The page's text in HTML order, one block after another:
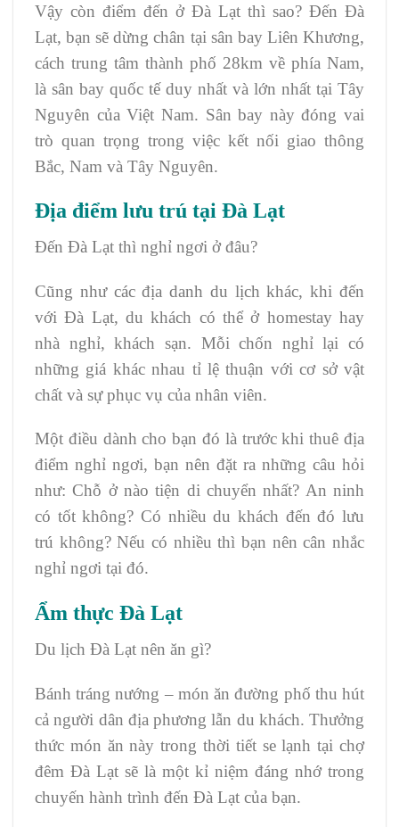
Vậy còn điểm đến ở Đà Lạt thì sao? Đến Đà
Lạt, bạn sẽ dừng chân tại sân bay Liên Khương,
cách trung tâm thành phố 28km về phía Nam,
là sân bay quốc tế duy nhất và lớn nhất tại Tây
Nguyên của Việt Nam. Sân bay này đóng vai
trò quan trọng trong việc kết nối giao thông
Bắc, Nam và Tây Nguyên.
Địa điểm lưu trú tại Đà Lạt
Đến Đà Lạt thì nghỉ ngơi ở đâu?
Cũng như các địa danh du lịch khác, khi đến
với Đà Lạt, du khách có thể ở homestay hay
nhà nghỉ, khách sạn. Mỗi chốn nghỉ lại có
những giá khác nhau tỉ lệ thuận với cơ sở vật
chất và sự phục vụ của nhân viên.
Một điều dành cho bạn đó là trước khi thuê địa
điểm nghỉ ngơi, bạn nên đặt ra những câu hỏi
như: Chỗ ở nào tiện di chuyển nhất? An ninh
có tốt không? Có nhiều du khách đến đó lưu
trú không? Nếu có nhiều thì bạn nên cân nhắc
nghỉ ngơi tại đó.
Ẩm thực Đà Lạt
Du lịch Đà Lạt nên ăn gì?
Bánh tráng nướng – món ăn đường phố thu hút
cả người dân địa phương lẫn du khách. Thưởng
thức món ăn này trong thời tiết se lạnh tại chợ
đêm Đà Lạt sẽ là một kỉ niệm đáng nhớ trong
chuyến hành trình đến Đà Lạt của bạn.